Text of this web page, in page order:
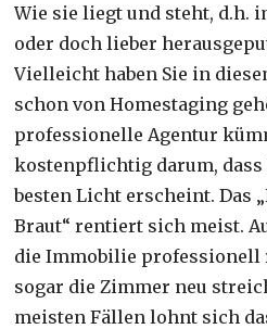
Wie sie liegt und steht, d.h.
oder doch lieber
Vielleicht haben Sie in
schon von Homestaging
professionelle Agentur
kostenpflichtig darum,
besten Licht erscheint. Das
Braut“ rentiert sich meist.
die Immobilie professionell
sogar die Zimmer neu
meisten Fällen lohnt sich